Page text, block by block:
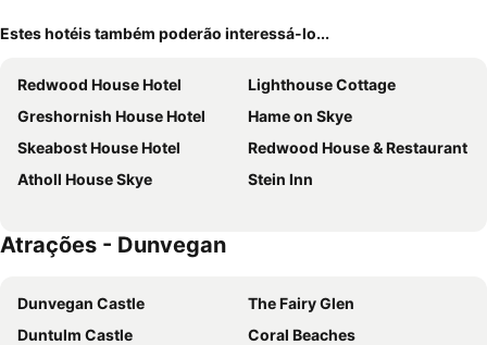
Estes hotéis também poderão interessá-lo...
Redwood House Hotel
Lighthouse Cottage
Greshornish House Hotel
Hame on Skye
Skeabost House Hotel
Redwood House & Restaurant
Atholl House Skye
Stein Inn
Atrações - Dunvegan
Dunvegan Castle
The Fairy Glen
Duntulm Castle
Coral Beaches